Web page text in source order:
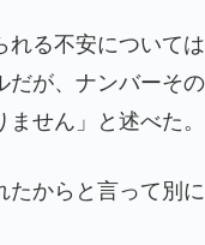
る不安について
が、ナンバーそ
せん」と述べた。
からと言って別